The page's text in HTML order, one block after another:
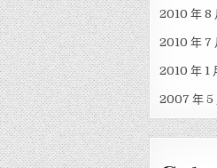
2010 年 8
2010 年 7
2010 年 1
2007 年 5